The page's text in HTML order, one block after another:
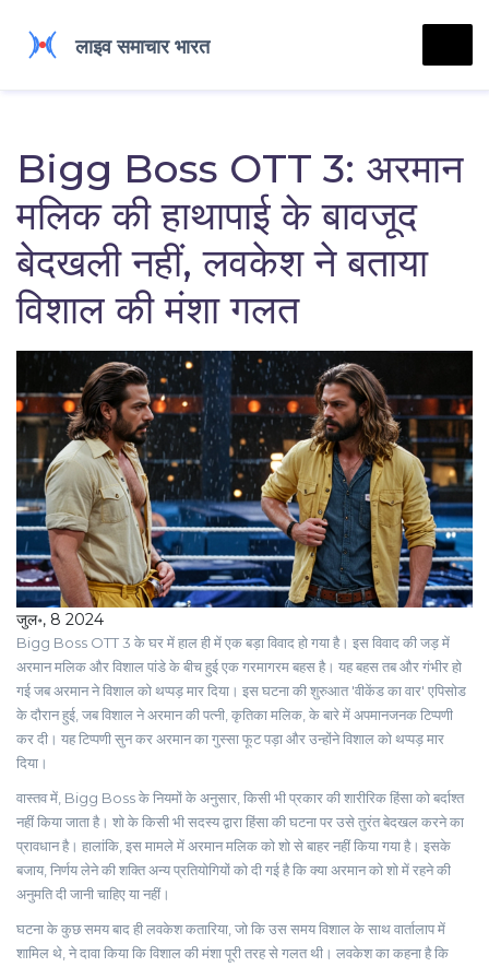
Bigg Boss OTT 3: अरमान
मलिक की हाथापाई के बावजूद
बेदखली नहीं, लवकेश ने बताया
विशाल की मंशा गलत
जुल॰, 8 2024
Bigg Boss OTT 3 के घर में हाल ही में एक बड़ा विवाद हो गया है। इस विवाद की जड़ में
अरमान मलिक और विशाल पांडे के बीच हुई एक गरमागरम बहस है। यह बहस तब और गंभीर हो
गई जब अरमान ने विशाल को थप्पड़ मार दिया। इस घटना की शुरुआत 'वीकेंड का वार' एपिसोड
के दौरान हुई, जब विशाल ने अरमान की पत्नी, कृतिका मलिक, के बारे में अपमानजनक टिप्पणी
कर दी। यह टिप्पणी सुन कर अरमान का गुस्सा फूट पड़ा और उन्होंने विशाल को थप्पड़ मार
दिया।
वास्तव में, Bigg Boss के नियमों के अनुसार, किसी भी प्रकार की शारीरिक हिंसा को बर्दाश्त
नहीं किया जाता है। शो के किसी भी सदस्य द्वारा हिंसा की घटना पर उसे तुरंत बेदखल करने का
प्रावधान है। हालांकि, इस मामले में अरमान मलिक को शो से बाहर नहीं किया गया है। इसके
बजाय, निर्णय लेने की शक्ति अन्य प्रतियोगियों को दी गई है कि क्या अरमान को शो में रहने की
अनुमति दी जानी चाहिए या नहीं।
घटना के कुछ समय बाद ही लवकेश कतारिया, जो कि उस समय विशाल के साथ वार्तालाप में
शामिल थे, ने दावा किया कि विशाल की मंशा पूरी तरह से गलत थी। लवकेश का कहना है कि